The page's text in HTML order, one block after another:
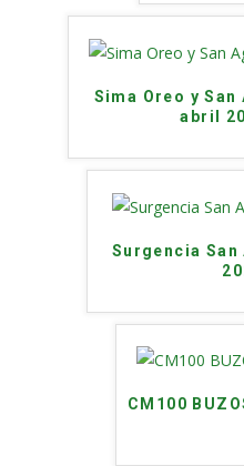
Sima Oreo y San
abril
Surgencia
CM100